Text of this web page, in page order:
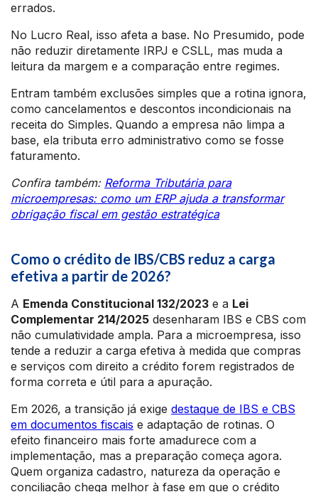
errados.
No Lucro Real, isso afeta a base. No Presumido, pode
não reduzir diretamente IRPJ e CSLL, mas muda a
leitura da margem e a comparação entre regimes.
Entram também exclusões simples que a rotina ignora,
como cancelamentos e descontos incondicionais na
receita do Simples. Quando a empresa não limpa a
base, ela tributa erro administrativo como se fosse
faturamento.
Confira também: Reforma Tributária para
microempresas: como um ERP ajuda a transformar
obrigação fiscal em gestão estratégica
Como o crédito de IBS/CBS reduz a carga
efetiva a partir de 2026?
A Emenda Constitucional 132/2023 e a Lei
Complementar 214/2025 desenharam IBS e CBS com
não cumulatividade ampla. Para a microempresa, isso
tende a reduzir a carga efetiva à medida que compras
e serviços com direito a crédito forem registrados de
forma correta e útil para a apuração.
Em 2026, a transição já exige destaque de IBS e CBS
em documentos fiscais e adaptação de rotinas. O
efeito financeiro mais forte amadurece com a
implementação, mas a preparação começa agora.
Quem organiza cadastro, natureza da operação e
conciliação chega melhor à fase em que o crédito